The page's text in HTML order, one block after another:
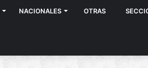
NACIONALES OTRAS